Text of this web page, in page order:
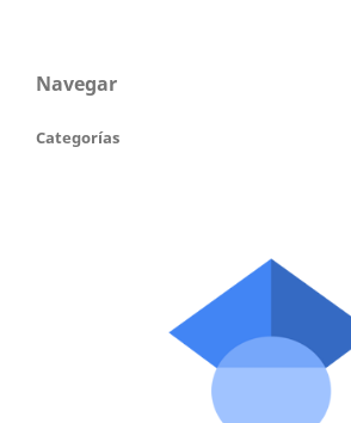
Navegar
Categorías